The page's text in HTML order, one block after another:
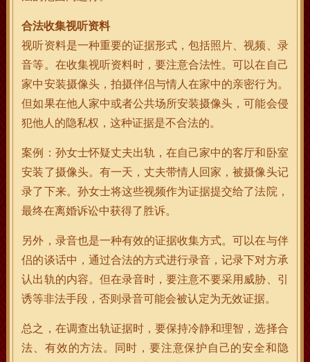
合法收集视听资料
视听资料是一种重要的证据形式，包括照片、视频、录
音等。在收集视听资料时，要注意合法性。可以在自己
家中安装摄像头，拍摄伴侣与情人在家中的亲密行为。
但如果在他人家中或者公共场所安装摄像头，可能会侵
犯他人的隐私权，这种证据是不合法的。
案例：孙女士怀疑丈夫出轨，在自己家中的客厅和卧室
安装了摄像头。有一天，丈夫带情人回家，被摄像头记
录了下来。孙女士将这些视频作为证据提交给了法院，
最终在离婚诉讼中获得了胜诉。
另外，录音也是一种有效的证据收集方式。可以在与伴
侣的谈话中，通过合法的方式进行录音，记录下对方承
认出轨的内容。但在录音时，要注意不要采用威胁、引
诱等非法手段，否则录音可能会被认定为无效证据。
总之，在调查出轨证据时，要保持冷静和理智，选择合
法、有效的方法。同时，要注意保护自己的安全和隐